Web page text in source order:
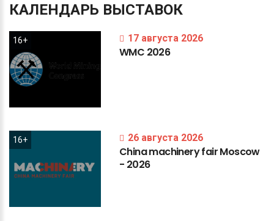
КАЛЕНДАРЬ ВЫСТАВОК
16+ 17 августа 2026
WMC 2026
16+ 26 августа 2026
ChinamachineryfairMoscow
- 2026